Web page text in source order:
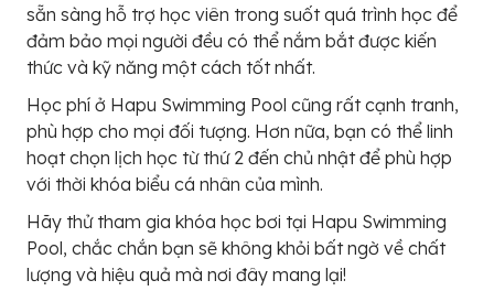
sẵn sàng hỗ trợ học viên trong suốt quá trình học để
đảm bảo mọi người đều có thể nắm bắt được kiến
thức và kỹ năng một cách tốt nhất.
Học phí ở Hapu Swimming Pool cũng rất cạnh tranh,
phù hợp cho mọi đối tượng. Hơn nữa, bạn có thể linh
hoạt chọn lịch học từ thứ 2 đến chủ nhật để phù hợp
với thời khóa biểu cá nhân của mình.
Hãy thử tham gia khóa học bơi tại Hapu Swimming
Pool, chắc chắn bạn sẽ không khỏi bất ngờ về chất
lượng và hiệu quả mà nơi đây mang lại!